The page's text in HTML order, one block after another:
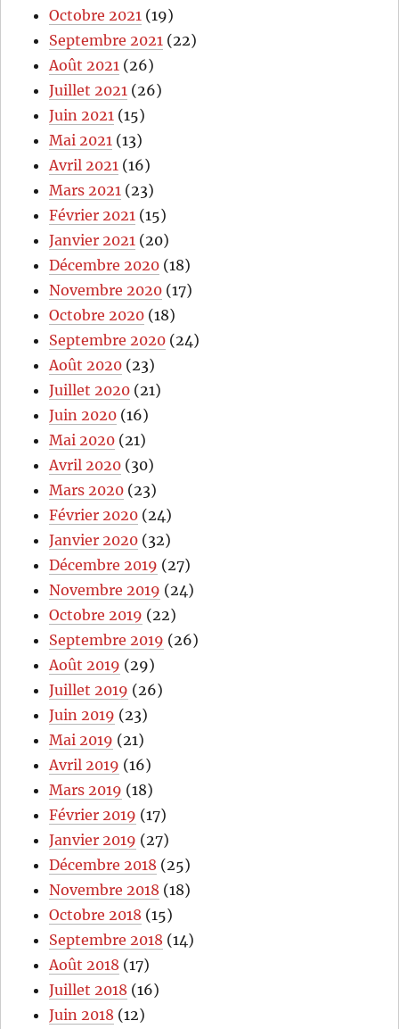
Octobre 2021 (19)
Septembre 2021 (22)
Août 2021 (26)
Juillet 2021 (26)
Juin 2021 (15)
Mai 2021 (13)
Avril 2021 (16)
Mars 2021 (23)
Février 2021 (15)
Janvier 2021 (20)
Décembre 2020 (18)
Novembre 2020 (17)
Octobre 2020 (18)
Septembre 2020 (24)
Août 2020 (23)
Juillet 2020 (21)
Juin 2020 (16)
Mai 2020 (21)
Avril 2020 (30)
Mars 2020 (23)
Février 2020 (24)
Janvier 2020 (32)
Décembre 2019 (27)
Novembre 2019 (24)
Octobre 2019 (22)
Septembre 2019 (26)
Août 2019 (29)
Juillet 2019 (26)
Juin 2019 (23)
Mai 2019 (21)
Avril 2019 (16)
Mars 2019 (18)
Février 2019 (17)
Janvier 2019 (27)
Décembre 2018 (25)
Novembre 2018 (18)
Octobre 2018 (15)
Septembre 2018 (14)
Août 2018 (17)
Juillet 2018 (16)
Juin 2018 (12)